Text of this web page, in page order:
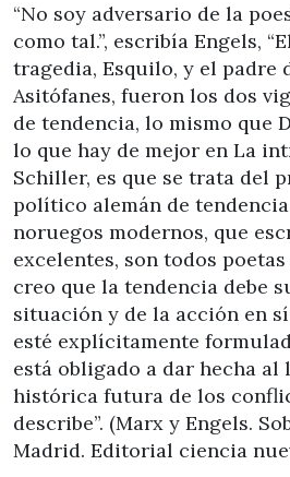
“No soy adversario de la
como tal.”, escribía Engels,
tragedia, Esquilo, y el padre
Asitófanes, fueron los dos
de tendencia, lo mismo que
lo que hay de mejor en La
Schiller, es que se trata del
político alemán de
noruegos modernos, que
excelentes, son todos
creo que la tendencia debe
situación y de la acción en
esté explícitamente
está obligado a dar hecha
histórica futura de los
describe”. (Marx y Engels.
Madrid. Editorial ciencia